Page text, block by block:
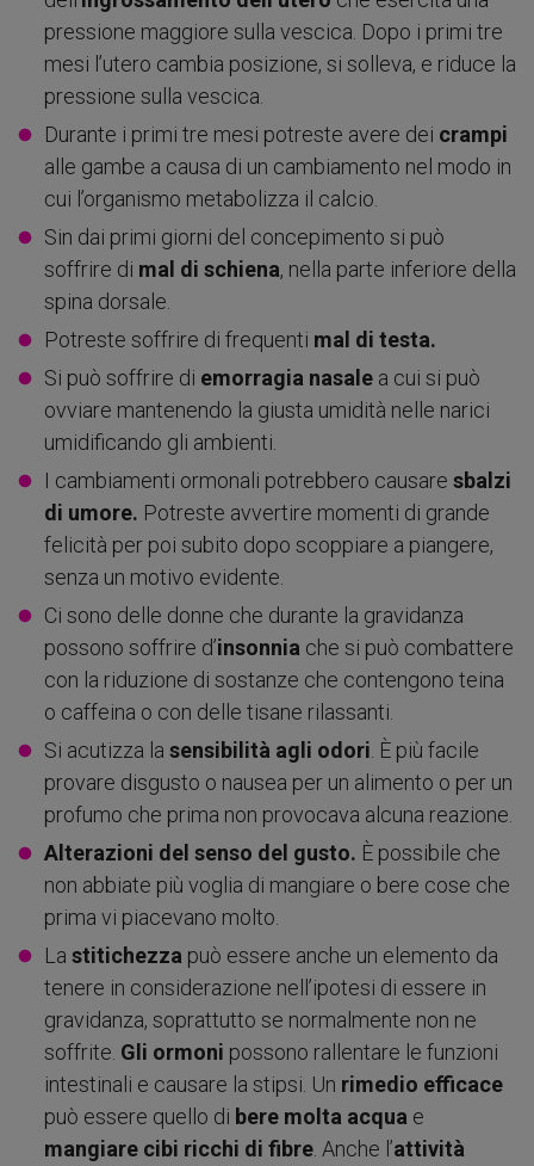
pressione maggiore sulla vescica. Dopo i primi tre
mesi l’utero cambia posizione, si solleva, e riduce la
pressione sulla vescica.
Durante i primi tre mesi potreste avere dei crampi
alle gambe a causa di un cambiamento nel modo in
cui l’organismo metabolizza il calcio.
Sin dai primi giorni del concepimento si può
soffrire di mal di schiena, nella parte inferiore della
spina dorsale.
Potreste soffrire di frequenti mal di testa.
Si può soffrire di emorragia nasale a cui si può
ovviare mantenendo la giusta umidità nelle narici
umidificando gli ambienti.
I cambiamenti ormonali potrebbero causare sbalzi
di umore. Potreste avvertire momenti di grande
felicità per poi subito dopo scoppiare a piangere,
senza un motivo evidente.
Ci sono delle donne che durante la gravidanza
possono soffrire d’insonnia che si può combattere
con la riduzione di sostanze che contengono teina
o caffeina o con delle tisane rilassanti.
Si acutizza la sensibilità agli odori . È più facile
provare disgusto o nausea per un alimento o per un
profumo che prima non provocava alcuna reazione.
Alterazioni del senso del gusto. È possibile che
non abbiate più voglia di mangiare o bere cose che
prima vi piacevano molto.
La stitichezza può essere anche un elemento da
tenere in considerazione nell’ipotesi di essere in
gravidanza, soprattutto se normalmente non ne
soffrite. Gli ormoni possono rallentare le funzioni
intestinali e causare la stipsi. Un rimedio efficace
può essere quello di bere molta acqua e
mangiare cibi ricchi di fibre . Anche l’attività